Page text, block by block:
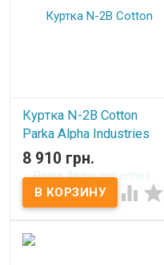
Куртка N-2B Cotton
Parka Alpha Industries
Sand
В наличии
8 910 грн.
 